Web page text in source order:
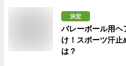
決定
バレーボール用ヘ
け！スポーツ汗止
は？